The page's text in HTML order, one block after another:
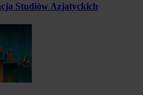
Studiów Azjatyckich